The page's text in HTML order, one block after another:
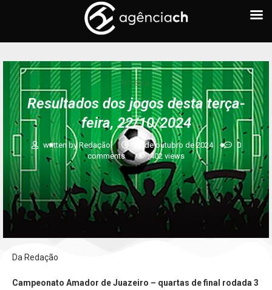
FUTEBOL
Resultados dos jogos desta terça-
feira, 22/10/2024
written byRedação 22 de outubro de 2024
0
comments
402 views
Da Redação
Campeonato Amador de Juazeiro – quartas de final rodada 3